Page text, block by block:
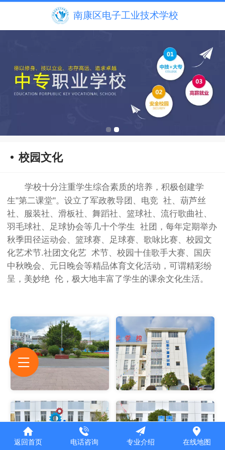
南康区电子工业技术学校
校园文化
学校十分注重学生综合素质的培养，积极创建学
生"第二课堂"。设立了军政教导团、电竞 社、葫芦丝
社、服装社、滑板社、舞蹈社、篮球社、流行歌曲社、
羽毛球社、足球协会等几十个学生 社团，每年定期举办
秋季田径运动会、篮球赛、足球赛、歌咏比赛、校园文
化艺术节.社团文化艺 术节、校园十佳歌手大赛、国庆
中秋晚会、元日晚会等精品体育文化活动，可谓精彩纷
呈，美妙绝 伦，极大地丰富了学生的课余文化生活。
返回首页 电话咨询 专业介绍 在线地图